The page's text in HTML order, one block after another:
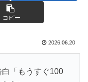
コピー
2026.06.20
「もうすぐ100